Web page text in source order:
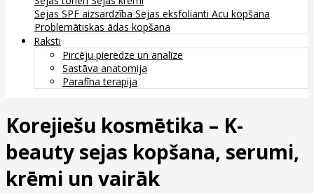
Sejas SPF aizsardzība Sejas eksfolianti Acu kopšana
Problemātiskas ādas kopšana
Raksti
Pircēju pieredze un analīze
Sastāva anatomija
Parafīna terapija
Korejiešu kosmētika – K-
beauty sejas kopšana, serumi,
krēmi un vairāk